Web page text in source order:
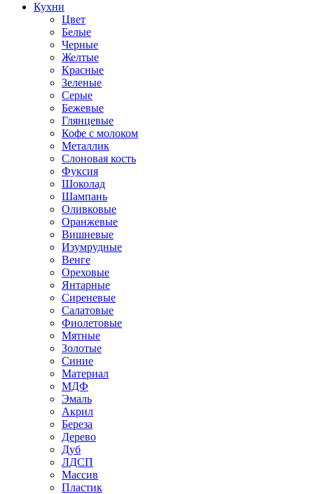
Кухни
Цвет
Белые
Черные
Желтые
Красные
Зеленые
Серые
Бежевые
Глянцевые
Кофе с молоком
Металлик
Слоновая кость
Фуксия
Шоколад
Шампань
Оливковые
Оранжевые
Вишневые
Изумрудные
Венге
Ореховые
Янтарные
Сиреневые
Салатовые
Фиолетовые
Мятные
Золотые
Синие
Материал
МДФ
Эмаль
Акрил
Береза
Дерево
Дуб
ЛДСП
Массив
Пластик